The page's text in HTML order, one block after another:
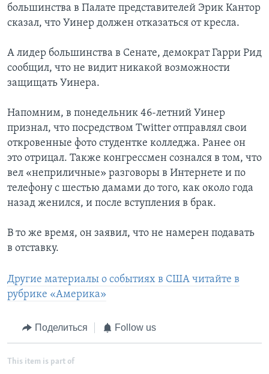
большинства в Палате представителей Эрик Кантор
сказал, что Уинер должен отказаться от кресла.
А лидер большинства в Сенате, демократ Гарри Рид
сообщил, что не видит никакой возможности
защищать Уинера.
Напомним, в понедельник 46-летний Уинер
признал, что посредством Twitter отправлял свои
откровенные фото студентке колледжа. Ранее он
это отрицал. Также конгрессмен сознался в том, что
вел «неприличные» разговоры в Интернете и по
телефону с шестью дамами до того, как около года
назад женился, и после вступления в брак.
В то же время, он заявил, что не намерен подавать
в отставку.
Другие материалы о событиях в США читайте в
рубрике «Америка»
Поделиться Follow us
This item is part of